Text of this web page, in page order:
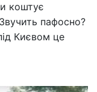
коштує
пафосно?
Києвом це